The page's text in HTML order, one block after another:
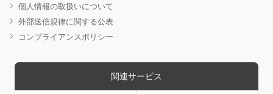
個人情報の取扱いについて
外部送信規律に関する公表
コンプライアンスポリシー
関連サービス